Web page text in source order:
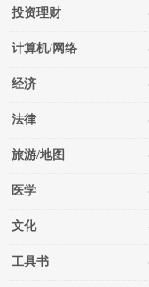
投资理财
计算机/网络
经济
法律
旅游/地图
医学
文化
工具书